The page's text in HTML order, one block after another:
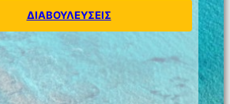
ΔΙΑΒΟΥΛΕΥΣΕΙΣ